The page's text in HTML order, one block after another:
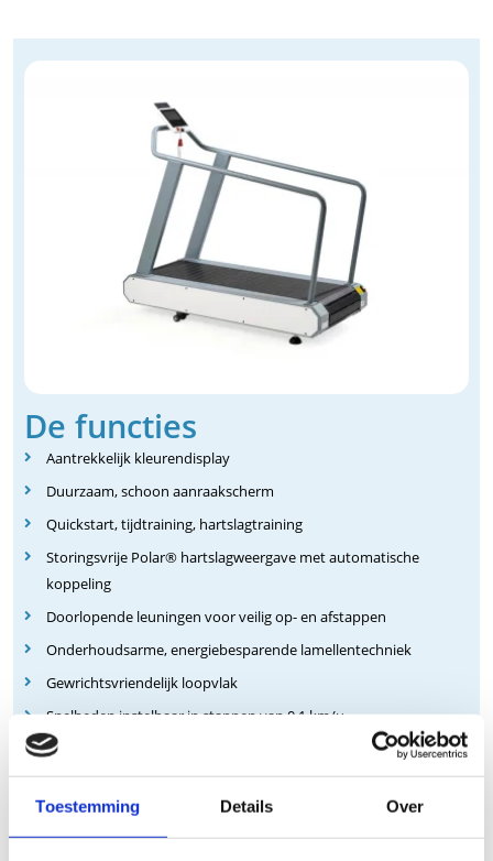
Toestemming Details Over
De functies
Aantrekkelijk kleurendisplay
Duurzaam, schoon aanraakscherm
Quickstart, tijdtraining, hartslagtraining
Storingsvrije Polar® hartslagweergave met automatische
koppeling
Doorlopende leuningen voor veilig op- en afstappen
Onderhoudsarme, energiebesparende lamellentechniek
Gewrichtsvriendelijk loopvlak
Snelheden instelbaar in stappen van 0,1 km/u
5 jaar of 160.000 km garantie op de lamellenband
De opties